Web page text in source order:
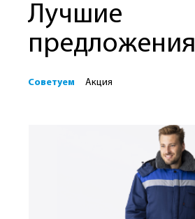
Лучшие
предложения
Советуем Акция